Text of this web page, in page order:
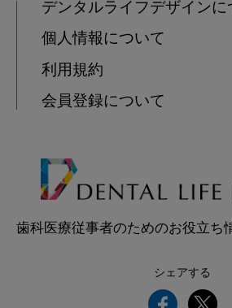
デンタルライフデザインに
個人情報について
利用規約
会員登録について
歯科医療従事者のためのお役立ち
シェアする